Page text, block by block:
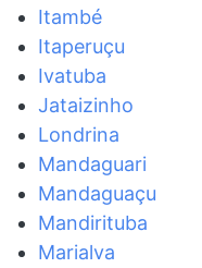
Itambé
Itaperuçu
Ivatuba
Jataizinho
Londrina
Mandaguari
Mandaguaçu
Mandirituba
Marialva